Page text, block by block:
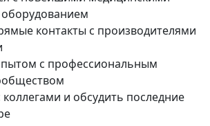
контакты с производителями
с профессиональным
и обсудить последние